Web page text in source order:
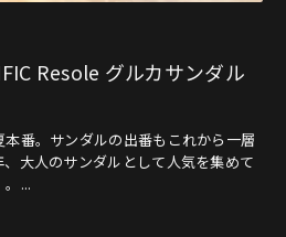
Resole グルカサンダル
番。サンダルの出番もこれから一層
大人のサンダルとして人気を集めて
...